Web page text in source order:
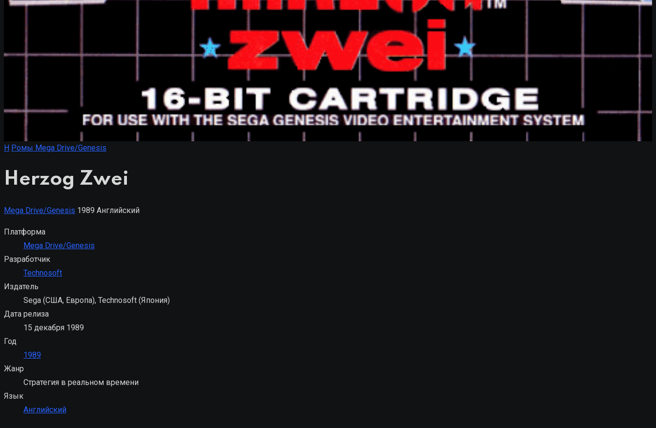
H Ромы Mega Drive/Genesis
Herzog Zwei
Mega Drive/Genesis 1989 Английский
Платформа
Mega Drive/Genesis
Разработчик
Technosoft
Издатель
Sega (США, Европа), Technosoft (Япония)
Дата релиза
15 декабря 1989
Год
1989
Жанр
Стратегия в реальном времени
Язык
Английский